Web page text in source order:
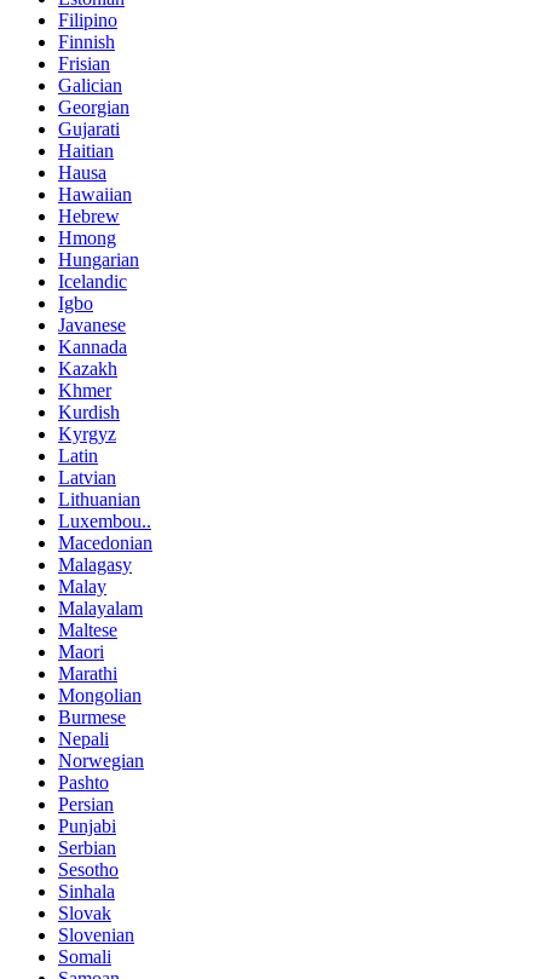
Filipino
Finnish
Frisian
Galician
Georgian
Gujarati
Haitian
Hausa
Hawaiian
Hebrew
Hmong
Hungarian
Icelandic
Igbo
Javanese
Kannada
Kazakh
Khmer
Kurdish
Kyrgyz
Latin
Latvian
Lithuanian
Luxembou..
Macedonian
Malagasy
Malay
Malayalam
Maltese
Maori
Marathi
Mongolian
Burmese
Nepali
Norwegian
Pashto
Persian
Punjabi
Serbian
Sesotho
Sinhala
Slovak
Slovenian
Somali